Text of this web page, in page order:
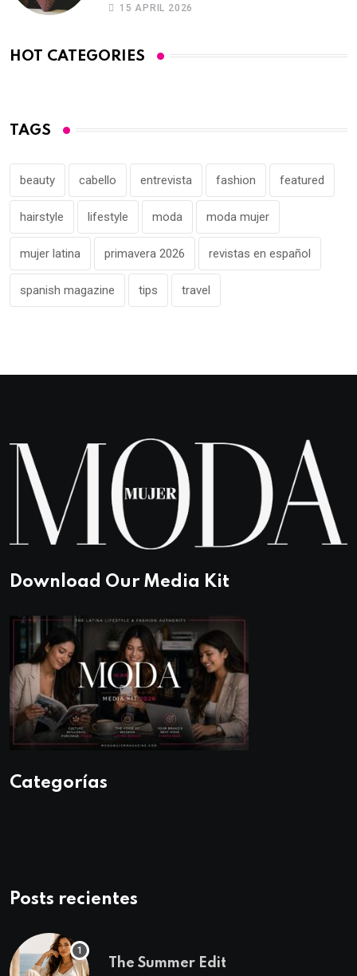
15 APRIL 2026
HOT CATEGORIES
TAGS
beauty cabello entrevista fashion featured
hairstyle lifestyle moda moda mujer
mujer latina primavera 2026 revistas en español
spanish magazine tips travel
Download Our Media Kit
Categorías
Posts recientes
The Summer Edit